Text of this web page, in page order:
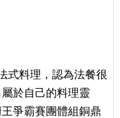
式料理，認為法餐很
於自己的料理靈
爭霸賽團體組銅鼎